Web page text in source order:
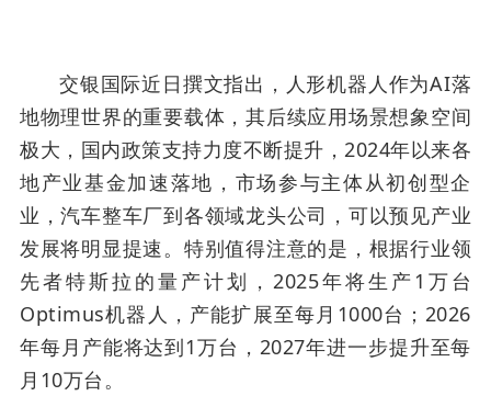
交银国际近日撰文指出，人形机器人作为AI落
地物理世界的重要载体，其后续应用场景想象空间
极大，国内政策支持力度不断提升，2024年以来各
地产业基金加速落地，市场参与主体从初创型企
业，汽车整车厂到各领域龙头公司，可以预见产业
发展将明显提速。特别值得注意的是，根据行业领
先者特斯拉的量产计划，2025年将生产1万台
Optimus机器人，产能扩展至每月1000台；2026
年每月产能将达到1万台，2027年进一步提升至每
月10万台。